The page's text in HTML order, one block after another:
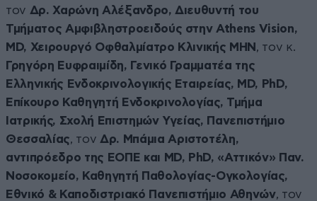
τον Δρ. Χαρώνη Αλέξανδρο, Διευθυντή του
Τμήματος Αμφιβληστροειδούς στην Athens Vision,
MD, Χειρουργό Οφθαλμίατρο Κλινικής ΜΗΝ , τον κ.
Γρηγόρη Ευφραιμίδη, Γενικό Γραμματέα της
Ελληνικής Ενδοκρινολογικής Εταιρείας, MD, PhD,
Επίκουρο Καθηγητή Ενδοκρινολογίας, Τμήμα
Ιατρικής, Σχολή Επιστημών Υγείας, Πανεπιστήμιο
Θεσσαλίας, τον Δρ. Μπάμια Αριστοτέλη,
αντιπρόεδρο της ΕΟΠΕ και MD, PhD, «Αττικόν» Παν.
Νοσοκομείο, Καθηγητή Παθολογίας-Ογκολογίας,
Εθνικό & Καποδιστριακό Πανεπιστήμιο Αθηνών, τον